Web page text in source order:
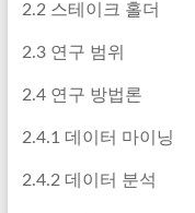
2.2 스테이크 홀더
2.3 연구 범위
2.4 연구 방법론
2.4.1 데이터 마이닝
2.4.2 데이터 분석